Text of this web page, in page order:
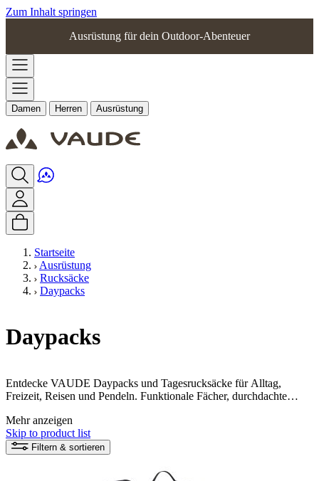
Zum Inhalt springen
Ausrüstung für dein Outdoor-Abenteuer
Damen Herren Ausrüstung
Startseite
Ausrüstung
Rucksäcke
Daypacks
Daypacks
Entdecke VAUDE Daypacks und Tagesrucksäcke für Alltag,
Freizeit, Reisen und Pendeln. Funktionale Fächer, durchdachte
Laptop, persönliche Ausrüstung und alles, was unterwegs wichtig
ist.
Mehr anzeigen
Skip to product list
Filtern & sortieren